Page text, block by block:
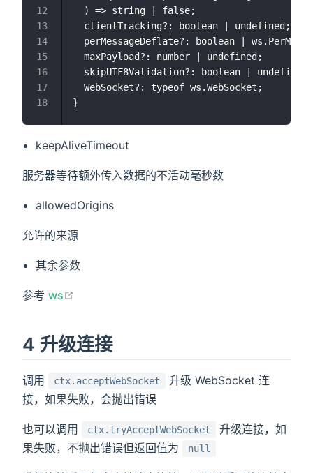
  ) => string | false;
  clientTracking?: boolean | undefined;
perMessageDeflate?: boolean |
  maxPayload?: number | undefined;
  skipUTF8Validation?: boolean | undefined;
  WebSocket?: typeof ws.WebSocket;
keepAliveTimeout
服务器等待额外传入数据的不活动毫秒数
allowedOrigins
允许的来源
其余参数
参考 ws
4 升级连接
调用 ctx.acceptWebSocket
升级 WebSocket 连
接，如果失败，会抛出错误
也可以调用 ctx.tryAcceptWebSocket
升级连接，如
果失败，不抛出错误但返回值为
null